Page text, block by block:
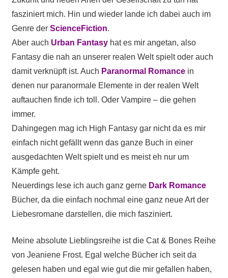
fasziniert mich. Hin und wieder lande ich dabei auch im
Genre der ScienceFiction.
Aber auch Urban Fantasyhat es mir angetan, also
Fantasy die nah an unserer realen Welt spielt oder auch
damit verknüpft ist. Auch Paranormal Romancein
denen nur paranormale Elemente in der realen Welt
auftauchen finde ich toll. Oder Vampire – die gehen
immer.
Dahingegen mag ich High Fantasy gar nicht da es mir
einfach nicht gefällt wenn das ganze Buch in einer
ausgedachten Welt spielt und es meist eh nur um
Kämpfe geht.
Neuerdings lese ich auch ganz gerne Dark Romance
Bücher, da die einfach nochmal eine ganz neue Art der
Liebesromane darstellen, die mich fasziniert.
Meine absolute Lieblingsreihe ist die Cat & Bones Reihe
von Jeaniene Frost. Egal welche Bücher ich seit da
gelesen haben und egal wie gut die mir gefallen haben,